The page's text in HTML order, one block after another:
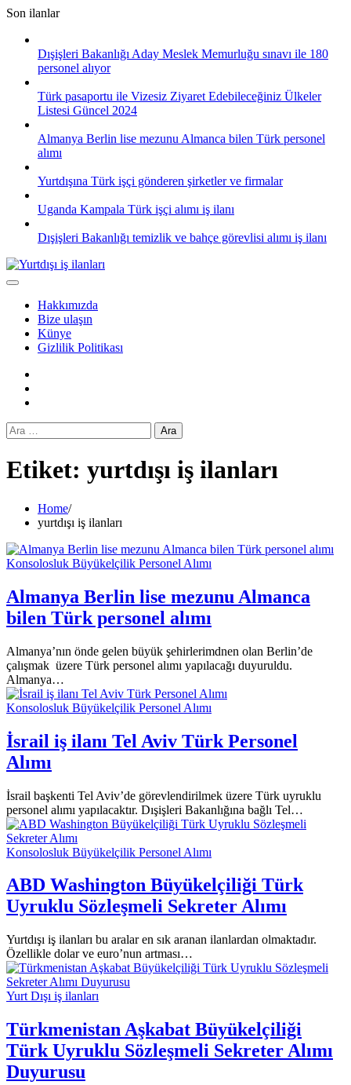
Skip
content
Son ilanlar
Dışişleri Bakanlığı Aday Meslek Memurluğu sınavı ile 180
personel alıyor
Türk pasaportu ile Vizesiz Ziyaret Edebileceğiniz Ülkeler
Listesi Güncel 2024
Almanya Berlin lise mezunu Almanca bilen Türk personel
alımı
Yurtdışına Türk işçi gönderen şirketler ve firmalar
Uganda Kampala Türk işçi alımı iş ilanı
Dışişleri Bakanlığı temizlik ve bahçe görevlisi alımı iş ilanı
Hakkımızda
Bize ulaşın
Künye
Gizlilik Politikası
Arama:
Etiket: yurtdışı iş ilanları
Home
yurtdışı iş ilanları
Konsolosluk Büyükelçilik Personel Alımı
Almanya Berlin lise mezunu Almanca
bilen Türk personel alımı
Almanya’nın önde gelen büyük şehirlerimdnen olan Berlin’de
çalışmak üzere Türk personel alımı yapılacağı duyuruldu.
Almanya…
Konsolosluk Büyükelçilik Personel Alımı
İsrail iş ilanı Tel Aviv Türk Personel
Alımı
İsrail başkenti Tel Aviv’de görevlendirilmek üzere Türk uyruklu
personel alımı yapılacaktır. Dışişleri Bakanlığına bağlı Tel…
Konsolosluk Büyükelçilik Personel Alımı
ABD Washington Büyükelçiliği Türk
Uyruklu Sözleşmeli Sekreter Alımı
Yurtdışı iş ilanları bu aralar en sık aranan ilanlardan olmaktadır.
Özellikle dolar ve euro’nun artması…
Yurt Dışı iş ilanları
Türkmenistan Aşkabat Büyükelçiliği
Türk Uyruklu Sözleşmeli Sekreter Alımı
Duyurusu